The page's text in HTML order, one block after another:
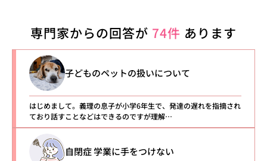
専門家からの回答が 74件 あります
子どものペットの扱いについて
はじめまして。義理の息子が小学6年生で、発達の遅れを指摘され
ており話すことなどはできるのですが理解…
自閉症 学業に手をつけない